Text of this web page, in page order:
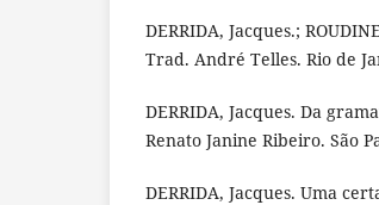
DERRIDA, Jacques.;
Trad. André Telles. Rio de
DERRIDA, Jacques. Da
Renato Janine Ribeiro. São
DERRIDA, Jacques. Uma